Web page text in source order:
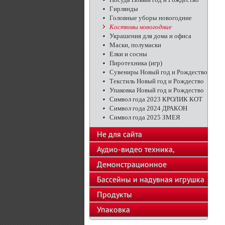
Гирлянды
Головные уборы новогодние
Костюмы новогодние
Украшения для дома и офиса
Маски, полумаски
Елки и сосны
Пиротехника (игр)
Сувениры Новый год и Рождество
Текстиль Новый год и Рождество
Упаковка Новый год и Рождество
Символ года 2023 КРОЛИК КОТ
Символ года 2024 ДРАКОН
Символ года 2025 ЗМЕЯ
Не для сайта
Аудио-видео техника,
телефоны, калькуляторы
Демонстрационное
оборудование
Бассейны и надувная игрушка
Продукты
Упаковка